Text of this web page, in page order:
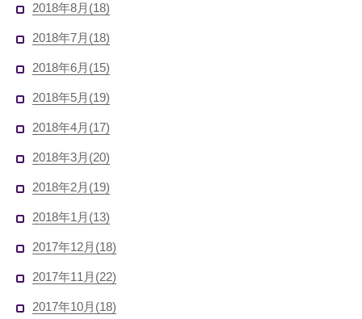
2018年8月(18)
2018年7月(18)
2018年6月(15)
2018年5月(19)
2018年4月(17)
2018年3月(20)
2018年2月(19)
2018年1月(13)
2017年12月(18)
2017年11月(22)
2017年10月(18)